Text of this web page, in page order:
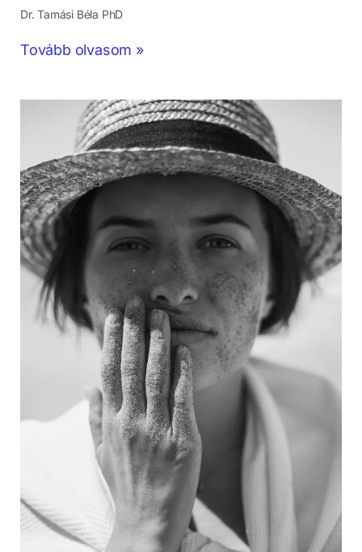
Dr. Tamási Béla PhD
Tovább olvasom »